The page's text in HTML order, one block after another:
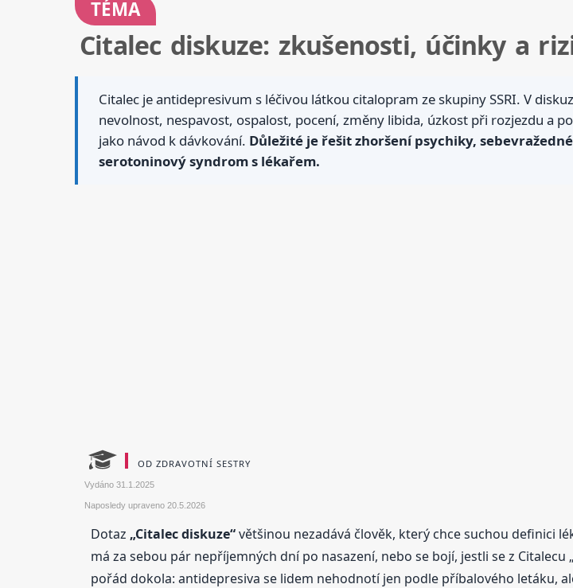
TÉMA
Citalec diskuze: zkušenosti, účinky a
Citalec je antidepresivum s léčivou látkou citalopram ze skupiny SSRI. V
nevolnost, nespavost, ospalost, pocení, změny libida, úzkost při rozjezdu a
jako návod k dávkování. Důležité je řešit zhoršení psychiky,
serotoninový syndrom s lékařem.
OD ZDRAVOTNÍ SESTRY
Vydáno 31.1.2025
Naposledy upraveno 20.5.2026
Dotaz „Citalec diskuze“většinou nezadává člověk, který chce suchou definici
má za sebou pár nepříjemných dní po nasazení, nebo se bojí, jestli se z
pořád dokola: antidepresiva se lidem nehodnotí jen podle příbalového letáku,